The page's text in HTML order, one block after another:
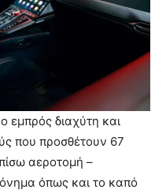
εμπρός διαχύτη και
που προσθέτουν 67
αεροτομή –
όπως και το καπό